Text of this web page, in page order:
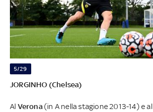
5/29
JORGINHO (Chelsea)
Al Verona(in A nella stagione 2013-14) e al